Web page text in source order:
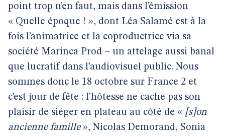
point trop n’en faut, mais dans l’émission
« Quelle époque ! », dont Léa Salamé est à la
fois l’animatrice et la coproductrice via sa
société Marinca Prod – un attelage aussi banal
que lucratif dans l’audiovisuel public. Nous
sommes donc le 18 octobre sur France 2 et
c’est jour de fête : l’hôtesse ne cache pas son
plaisir de siéger en plateau au côté de « [s]on
ancienne famille», Nicolas Demorand, Sonia